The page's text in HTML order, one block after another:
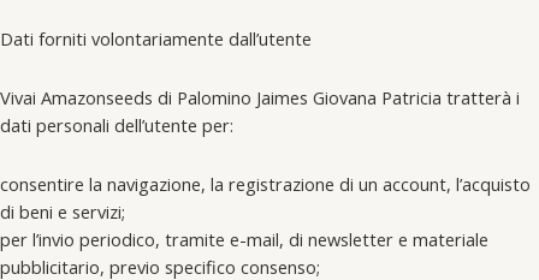
Dati forniti volontariamente dall’utente
Vivai Amazonseeds di Palomino Jaimes Giovana Patricia tratterà i
dati personali dell’utente per:
consentire la navigazione, la registrazione di un account, l’acquisto
di beni e servizi;
per l’invio periodico, tramite e-mail, di newsletter e materiale
pubblicitario, previo specifico consenso;